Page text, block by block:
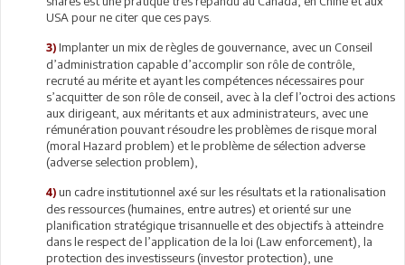
USA pour ne citer que ces pays.
3) Implanter un mix de règles de gouvernance, avec un Conseil
d’administration capable d’accomplir son rôle de contrôle,
recruté au mérite et ayant les compétences nécessaires pour
s’acquitter de son rôle de conseil, avec à la clef l’octroi des actions
aux dirigeant, aux méritants et aux administrateurs, avec une
rémunération pouvant résoudre les problèmes de risque moral
(moral Hazard problem) et le problème de sélection adverse
(adverse selection problem),
4) un cadre institutionnel axé sur les résultats et la rationalisation
des ressources (humaines, entre autres) et orienté sur une
planification stratégique trisannuelle et des objectifs à atteindre
dans le respect de l’application de la loi (Law enforcement), la
protection des investisseurs (investor protection), une